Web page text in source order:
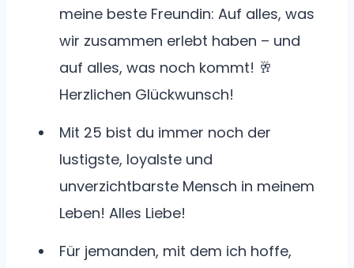
meine beste Freundin: Auf alles, was
wir zusammen erlebt haben – und
auf alles, was noch kommt! 🥂
Herzlichen Glückwunsch!
Mit 25 bist du immer noch der
lustigste, loyalste und
unverzichtbarste Mensch in meinem
Leben! Alles Liebe!
Für jemanden, mit dem ich hoffe,